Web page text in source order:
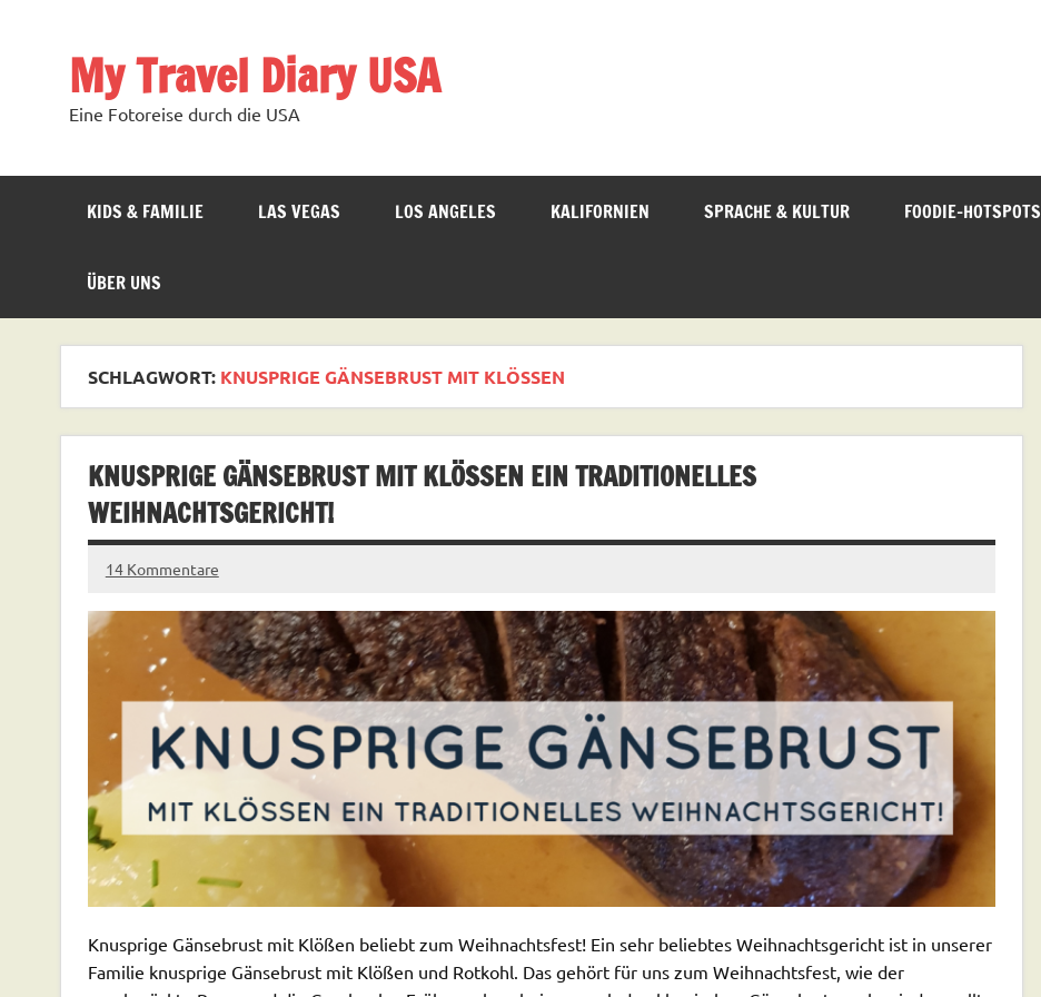
My Travel Diary USA
Eine Fotoreise durch die USA
KIDS & FAMILIE LAS VEGAS LOS ANGELES KALIFORNIEN SPRACHE & KULTUR FOODIE-HOTSPOTS
ÜBER UNS
SCHLAGWORT: KNUSPRIGE GÄNSEBRUST MIT KLÖSSEN
KNUSPRIGE GÄNSEBRUST MIT KLÖSSEN EIN TRADITIONELLES W
EIHNACHTSGERICHT!
14 Kommentare
Knusprige Gänsebrust mit Klößen beliebt zum Weihnachtsfest! Ein sehr beliebtes Weihnachtsgericht ist in unserer
Familie knusprige Gänsebrust mit Klößen und Rotkohl. Das gehört für uns zum Weihnachtsfest, wie der